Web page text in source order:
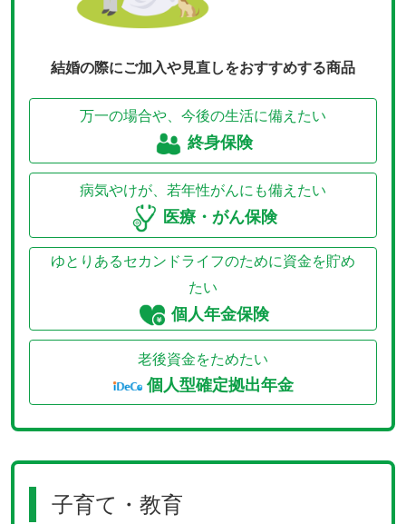
結婚の際にご加入や見直しをおすすめする商品
万一の場合や、今後の生活に備えたい
終身保険
病気やけが、若年性がんにも備えたい
医療・がん保険
ゆとりあるセカンドライフのために資金を貯め
たい
個人年金保険
老後資金をためたい
個人型確定拠出年金
子育て・教育